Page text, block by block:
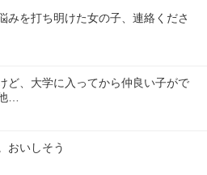
みを打ち明けた女の子、連絡くださ
ど、大学に入ってから仲良い子がで
…
おいしそう